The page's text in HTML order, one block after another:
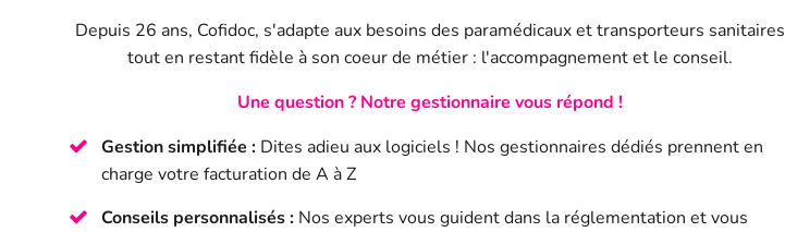
Depuis 26 ans, Cofidoc, s'adapte aux besoins des paramédicaux et transporteurs sanitaires
tout en restant fidèle à son coeur de métier : l'accompagnement et le conseil.
Une question ? Notre gestionnaire vous répond !
Gestion simplifiée : Dites adieu aux logiciels ! Nos gestionnaires dédiés prennent en
charge votre facturation de A à Z
Conseils personnalisés : Nos experts vous guident dans la réglementation et vous